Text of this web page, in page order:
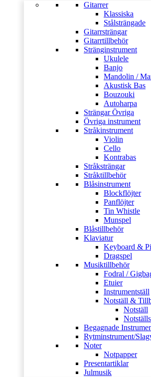
Gitarrer
Klassiska
Stålsträngade
Gitarrsträngar
Gitarrtillbehör
Stränginstrument
Ukulele
Banjo
Mandolin /
Akustisk Bas
Bouzouki
Autoharpa
Strängar Övriga
Övriga instrument
Stråkinstrument
Violin
Cello
Kontrabas
Stråksträngar
Stråktillbehör
Blåsinstrument
Blockflöjter
Panflöjter
Tin Whistle
Munspel
Blåstillbehör
Klaviatur
Keyboard &
Dragspel
Musiktillbehör
Fodral /
Etuier
Instrumentställ
Notställ &
Notställ
Begagnade
Rytminstrument/
Noter
Notpapper
Presentartiklar
Julmusik